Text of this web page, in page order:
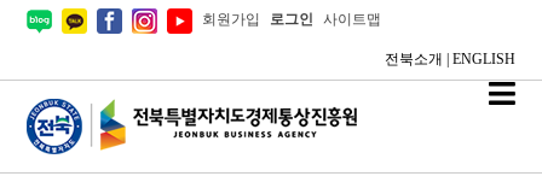
회원가입 로그인 사이트맵
전북소개 ENGLISH